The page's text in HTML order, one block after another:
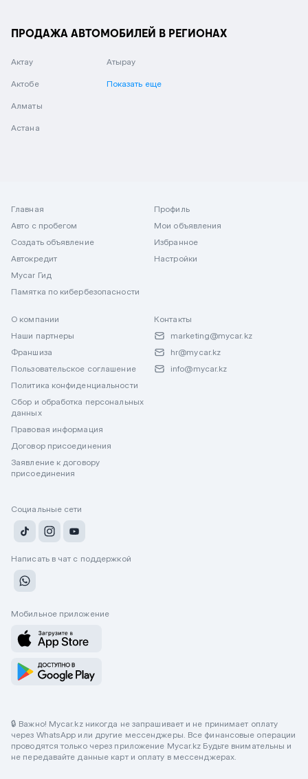
ПРОДАЖА АВТОМОБИЛЕЙ В РЕГИОНАХ
Актау
Актобе
Алматы
Астана
Атырау
Показать еще
Главная
Авто с пробегом
Создать объявление
Автокредит
Mycar Гид
Памятка по кибербезопасности
Профиль
Мои объявления
Избранное
Настройки
О компании
Наши партнеры
Франшиза
Пользовательское соглашение
Политика конфиденциальности
Сбор и обработка персональных
данных
Правовая информация
Договор присоединения
Заявление к договору
присоединения
Контакты
marketing@mycar.kz
hr@mycar.kz
info@mycar.kz
Социальные сети
Написать в чат с поддержкой
Мобильное приложение
🔒 Важно! Mycar.kz никогда не запрашивает и не принимает оплату
через WhatsApp или другие мессенджеры. Все финансовые операции
проводятся только через приложение Mycar.kz Будьте внимательны и
не передавайте данные карт и оплату в мессенджерах.